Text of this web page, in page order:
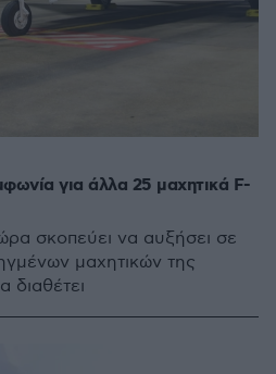
για άλλα 25 μαχητικά F-
σκοπεύει να αυξήσει σε
μαχητικών της